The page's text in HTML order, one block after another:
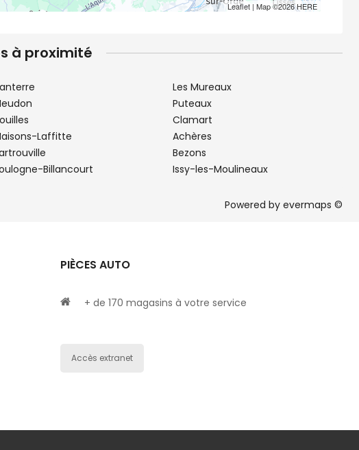
Leaflet| Map ©2026HERE
à proximité
Laffitte
Billancourt
Les Mureaux
Puteaux
Clamart
Achères
Bezons
Issy-les-Moulineaux
Powered by evermaps ©
PIÈCES AUTO
+ de 170 magasins à votre service
Accès extranet